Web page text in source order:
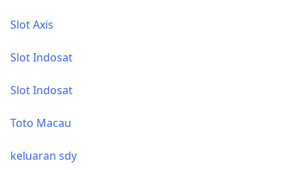
Slot Axis
Slot Indosat
Slot Indosat
Toto Macau
keluaran sdy